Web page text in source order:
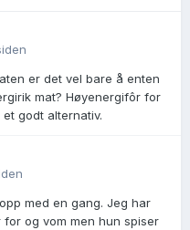
er det vel bare å enten
mat? Høyenergifôr for
godt alternativ.
med en gang. Jeg har
og vom men hun spiser